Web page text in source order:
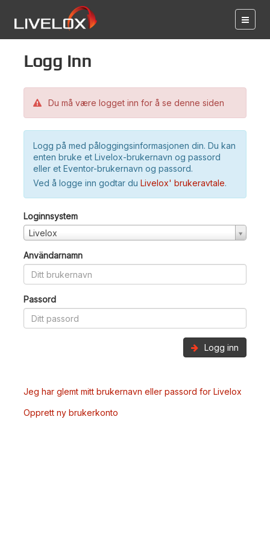
Logg inn
Du må være logget inn for å se denne siden
Logg på med påloggingsinformasjonen din. Du kan
enten bruke et Livelox-brukernavn og passord
eller et Eventor-brukernavn og passord.
Ved å logge inn godtar du Livelox' brukeravtale.
Loginnsystem
Livelox
Användarnamn
Passord
Logg inn
Jeg har glemt mitt brukernavn eller passord for Livelox
Opprett ny brukerkonto